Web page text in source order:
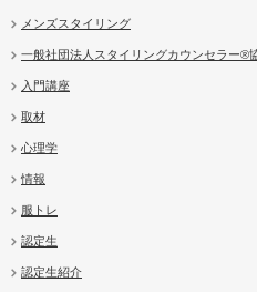
メンズスタイリング
一般社団法人スタイリングカウンセラー®
入門講座
取材
心理学
情報
服トレ
認定生
認定生紹介